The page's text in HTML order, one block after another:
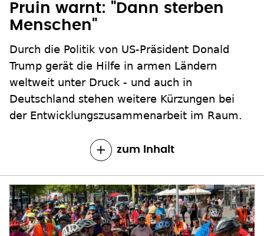
Pruin warnt: "Dann sterben
Menschen"
Durch die Politik von US-Präsident Donald
Trump gerät die Hilfe in armen Ländern
weltweit unter Druck - und auch in
Deutschland stehen weitere Kürzungen bei
der Entwicklungszusammenarbeit im Raum.
zum Inhalt